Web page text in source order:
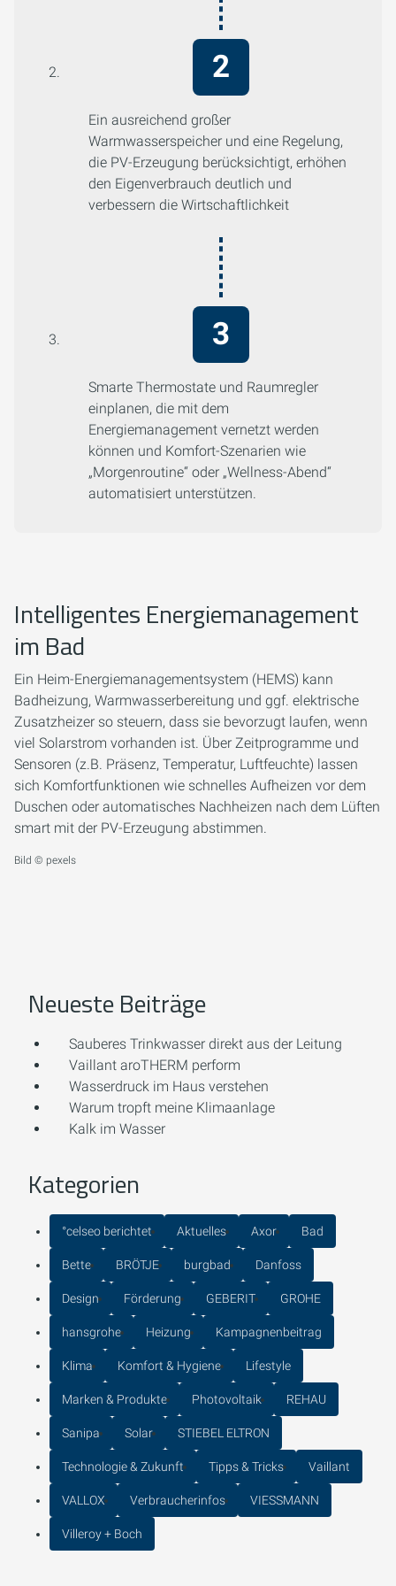
Ein ausreichend großer
Warmwasserspeicher und eine Regelung,
die PV-Erzeugung berücksichtigt, erhöhen
den Eigenverbrauch deutlich und
verbessern die Wirtschaftlichkeit
Smarte Thermostate und Raumregler
einplanen, die mit dem
Energiemanagement vernetzt werden
können und Komfort-Szenarien wie
„Morgenroutine“ oder „Wellness-Abend“
automatisiert unterstützen.
Intelligentes Energiemanagement
im Bad
Ein Heim-Energiemanagementsystem (HEMS) kann
Badheizung, Warmwasserbereitung und ggf. elektrische
Zusatzheizer so steuern, dass sie bevorzugt laufen, wenn
viel Solarstrom vorhanden ist. Über Zeitprogramme und
Sensoren (z.B. Präsenz, Temperatur, Luftfeuchte) lassen
sich Komfortfunktionen wie schnelles Aufheizen vor dem
Duschen oder automatisches Nachheizen nach dem Lüften
smart mit der PV-Erzeugung abstimmen.
Bild © pexels
Neueste Beiträge
Sauberes Trinkwasser direkt aus der Leitung
Vaillant aroTHERM perform
Wasserdruck im Haus verstehen
Warum tropft meine Klimaanlage
Kalk im Wasser
Kategorien
°celseo berichtet Aktuelles Axor Bad
Bette BRÖTJE burgbad Danfoss
Design Förderung GEBERIT GROHE
hansgrohe Heizung Kampagnenbeitrag
Klima Komfort & Hygiene Lifestyle
Marken & Produkte Photovoltaik REHAU
Sanipa Solar STIEBEL ELTRON
Technologie & Zukunft Tipps & Tricks Vaillant
VALLOX Verbraucherinfos VIESSMANN
Villeroy + Boch